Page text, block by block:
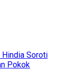
Hindia Soroti
Pokok